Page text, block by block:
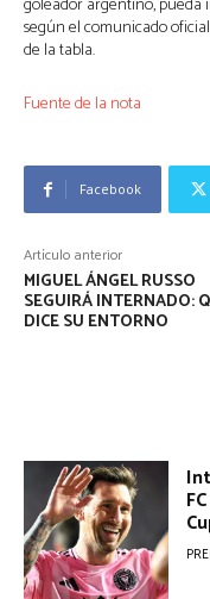
goleador argentino, pueda
según el comunicado
de la tabla.
Fuente de la nota
Facebook
Artículo anterior
MIGUEL ÁNGEL RUSSO
SEGUIRÁ INTERNADO:
DICE SU ENTORNO